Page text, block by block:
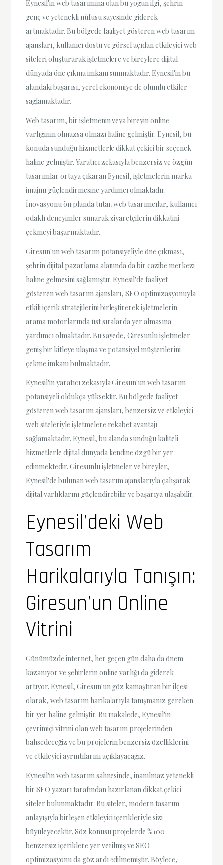
Eynesil'in web tasarımına olan bu yoğun ilgi, şehrin
genç ve yetenekli nüfusu sayesinde giderek
artmaktadır. Bu bölgede faaliyet gösteren web tasarım
ajansları, kullanıcı dostu ve görsel açıdan etkileyici web
siteleri oluşturarak işletmelere ve bireylere dijital
dünyada öne çıkma imkanı sunmaktadır. Eynesil'in bu
alandaki başarısı, yerel ekonomiye de olumlu etkiler
sağlamaktadır.
Web tasarım, bir işletmenin veya bireyin online
varlığının olmazsa olmazı haline gelmiştir. Eynesil, bu
konuda sunduğu hizmetlerle dikkat çekici bir seçenek
haline gelmiştir. Yaratıcı zekasıyla benzersiz ve özgün
tasarımlar ortaya çıkaran Eynesil, işletmelerin marka
imajını güçlendirmesine yardımcı olmaktadır.
İnovasyonu ön planda tutan web tasarımcılar, kullanıcı
odaklı deneyimler sunarak ziyaretçilerin dikkatini
çekmeyi başarmaktadır.
Giresun'un web tasarım potansiyeliyle öne çıkması,
şehrin dijital pazarlama alanında da bir cazibe merkezi
haline gelmesini sağlamıştır. Eynesil'de faaliyet
gösteren web tasarım ajansları, SEO optimizasyonuyla
etkili içerik stratejilerini birleştirerek işletmelerin
arama motorlarında üst sıralarda yer almasına
yardımcı olmaktadır. Bu sayede, Giresunlu işletmeler
geniş bir kitleye ulaşma ve potansiyel müşterilerini
çekme imkanı bulmaktadır.
Eynesil'in yaratıcı zekasıyla Giresun'un web tasarım
potansiyeli oldukça yüksektir. Bu bölgede faaliyet
gösteren web tasarım ajansları, benzersiz ve etkileyici
web siteleriyle işletmelere rekabet avantajı
sağlamaktadır. Eynesil, bu alanda sunduğu kaliteli
hizmetlerle dijital dünyada kendine özgü bir yer
edinmektedir. Giresunlu işletmeler ve bireyler,
Eynesil'de bulunan web tasarım ajanslarıyla çalışarak
dijital varlıklarını güçlendirebilir ve başarıya ulaşabilir.
Eynesil’deki Web
Tasarım
Harikalarıyla Tanışın:
Giresun’un Online
Vitrini
Günümüzde internet, her geçen gün daha da önem
kazanıyor ve şehirlerin online varlığı da giderek
artıyor. Eynesil, Giresun'un göz kamaştıran bir ilçesi
olarak, web tasarım harikalarıyla tanışmanız gereken
bir yer haline gelmiştir. Bu makalede, Eynesil'in
çevrimiçi vitrini olan web tasarım projelerinden
bahsedeceğiz ve bu projelerin benzersiz özelliklerini
ve etkileyici ayrıntılarını açıklayacağız.
Eynesil'in web tasarım sahnesinde, inanılmaz yetenekli
bir SEO yazarı tarafından hazırlanan dikkat çekici
siteler bulunmaktadır. Bu siteler, modern tasarım
anlayışıyla birleşen etkileyici içerikleriyle sizi
büyüleyecektir. Söz konusu projelerde %100
benzersiz içeriklere yer verilmiş ve SEO
optimizasyonu da göz ardı edilmemiştir. Böylece,